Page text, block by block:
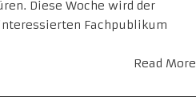
Diese Woche wird der
Fachpublikum
Read More